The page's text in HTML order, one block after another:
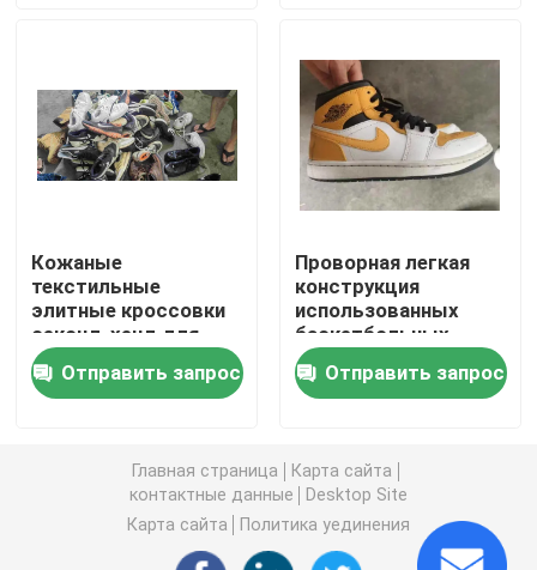
Подержанные ботинки людей
Подержанная обувь высокого класса
Подержанные роскошные сумки
Подержанная детская обувь
Случайные обмундирования осени
Мужские рубашки новой модели
Кожаные
текстильные
элитные кроссовки
секонд-хенд для
смешанной загрузки
40–45Отправить запрос
Проворная легкая
конструкция
использованных
баскетбольных
кроссовок премиум-
класса прочная
Отправить запрос
Главная страница
Карта сайта
контактные данные
Desktop Site
Карта сайта
Политика уединения